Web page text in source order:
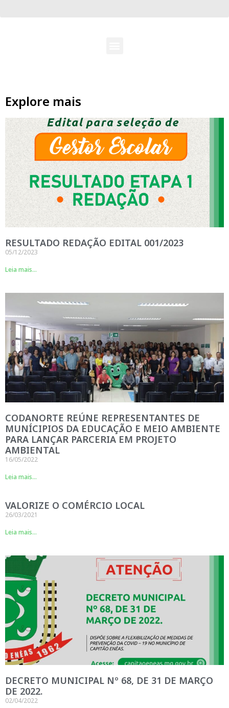
Explore mais
RESULTADO REDAÇÃO EDITAL 001/2023
05/12/2023
Leia mais...
CODANORTE REÚNE REPRESENTANTES DE
MUNÍCIPIOS DA EDUCAÇÃO E MEIO AMBIENTE
PARA LANÇAR PARCERIA EM PROJETO
AMBIENTAL
16/05/2022
Leia mais...
VALORIZE O COMÉRCIO LOCAL
26/03/2021
Leia mais...
DECRETO MUNICIPAL Nº 68, DE 31 DE MARÇO
DE 2022.
02/04/2022